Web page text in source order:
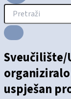
Sveučilište/
uspješan